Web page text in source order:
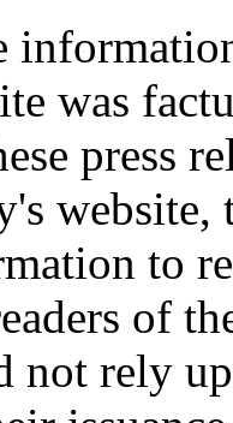
was
press
website,
to
of
not rely